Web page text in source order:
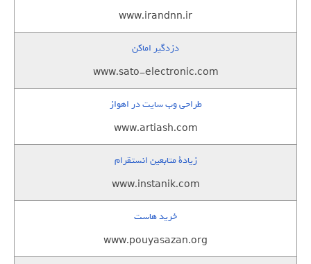
www.irandnn.ir
دزدگیر اماکن
www.sato-electronic.com
طراحی وب سایت در اهواز
www.artiash.com
زيادة متابعين انستقرام
www.instanik.com
خرید هاست
www.pouyasazan.org